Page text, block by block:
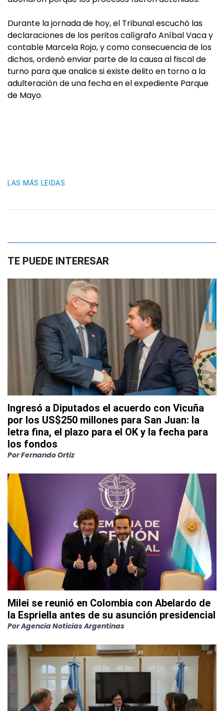
Durante la jornada de hoy, el Tribunal escuchó las
declaraciones de los peritos calígrafo Aníbal Vaca y
contable Marcela Rojo, y como consecuencia de los
dichos, ordenó enviar parte de la causa al fiscal de
turno para que analice si existe delito en torno a la
adulteración de una fecha en el expediente Parque
de Mayo.
LAS MÁS LEIDAS
TE PUEDE INTERESAR
Ingresó a Diputados el acuerdo con Vicuña
por los US$250 millones para San Juan: la
letra fina, el plazo para el OK y la fecha para
los fondos
PorFernando Ortiz
Milei se reunió en Colombia con Abelardo de
la Espriella antes de su asunción presidencial
PorAgencia Noticias Argentinas